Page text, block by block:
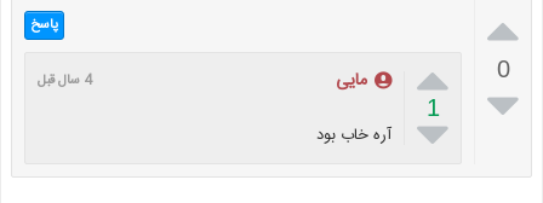

0

پاسخ

1

مایی 4 سال قبل
آره خاب بود